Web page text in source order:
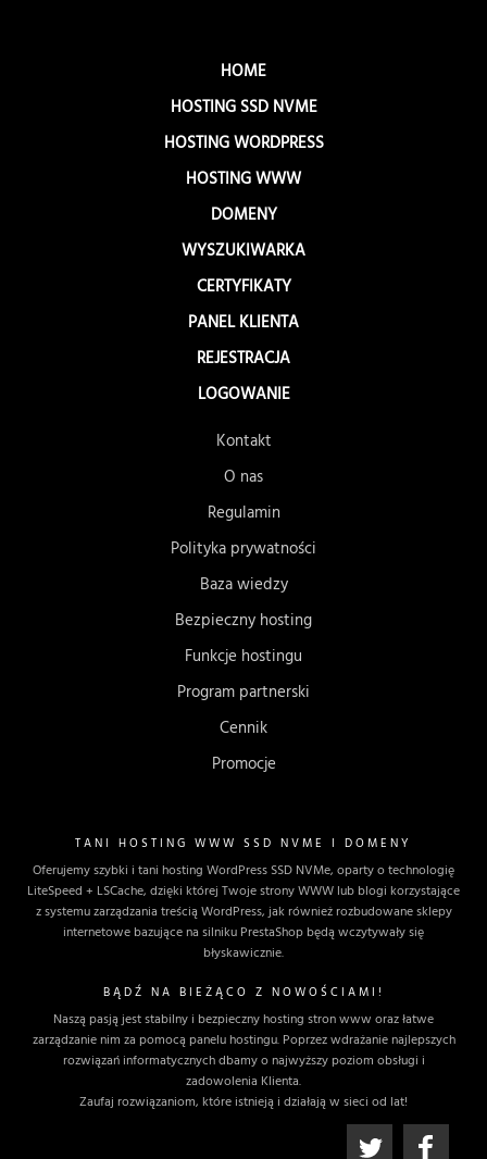
HOME
HOSTING SSD NVME
HOSTING WORDPRESS
HOSTING WWW
DOMENY
WYSZUKIWARKA
CERTYFIKATY
PANEL KLIENTA
REJESTRACJA
LOGOWANIE
Kontakt
O nas
Regulamin
Polityka prywatności
Baza wiedzy
Bezpieczny hosting
Funkcje hostingu
Program partnerski
Cennik
Promocje
TANI HOSTING WWW SSD NVME I DOMENY
Oferujemy szybki i tani hosting WordPress SSD NVMe, oparty o technologię
LiteSpeed + LSCache, dzięki której Twoje strony WWW lub blogi korzystające
z systemu zarządzania treścią WordPress, jak również rozbudowane sklepy
internetowe bazujące na silniku PrestaShop będą wczytywały się
błyskawicznie.
BĄDŹ NA BIEŻĄCO Z NOWOŚCIAMI!
Naszą pasją jest stabilny i bezpieczny hosting stron www oraz łatwe
zarządzanie nim za pomocą panelu hostingu. Poprzez wdrażanie najlepszych
rozwiązań informatycznych dbamy o najwyższy poziom obsługi i
zadowolenia Klienta.
Zaufaj rozwiązaniom, które istnieją i działają w sieci od lat!